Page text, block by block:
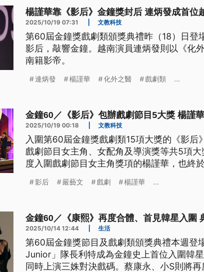
楊謹華靠《影后》金鐘獎封后 連炳發成首位
2025/10/19 07:31 文教科技
第60屆金鐘獎戲劇類頒獎典禮昨（18）日登
影后，敲響金鐘。越南演員連炳發則以《化
南籍影帝。
連炳發 楊謹華 化外之醫 戲劇類 ...
金鐘60／《影后》包辦戲劇節目5大獎 楊謹
2025/10/19 00:18 文教科技
入圍第60屆金鐘獎戲劇類15項大獎的《影后
戲劇節目女主角、女配角及導演獎等共5項
度入圍戲劇節目女主角獎項的楊謹華，也終
影后 嚴藝文 戲劇 楊謹華 ...
金鐘60／《康熙》再度合體、首見韓星入圍
2025/10/14 12:44 生活
第60屆金鐘獎節目及戲劇類頒獎典禮本週登
Junior」隊長利特成為金鐘史上首位入圍韓
同時上演三姝對決戲碼。蔡康永、小S則將